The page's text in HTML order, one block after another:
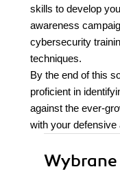
skills to develop
awareness
cybersecurity
techniques.
By the end of this
proficient in
against the ever-
with your defensive